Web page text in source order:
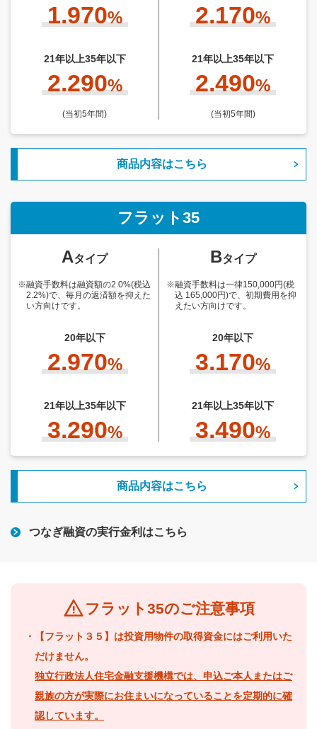
1.970%
21年以上35年以下
2.290%
(当初5年間)
2.170%
21年以上35年以下
2.490%
(当初5年間)
商品内容はこちら
フラット35
Aタイプ
※融資手数料は融資額の2.0%(税込
2.2%)で、毎月の返済額を抑えた
い方向けです。
20年以下
2.970%
21年以上35年以下
3.290%
Bタイプ
※融資手数料は一律150,000円(税
込 165,000円)で、初期費用を抑
えたい方向けです。
20年以下
3.170%
21年以上35年以下
3.490%
商品内容はこちら
つなぎ融資の実行金利はこちら
warningフラット35のご注意事項
・【フラット３５】は投資用物件の取得資金にはご利用いた
だけません。
独立行政法人住宅金融支援機構では、申込ご本人またはご
親族の方が実際にお住まいになっていることを定期的に確
認しています。